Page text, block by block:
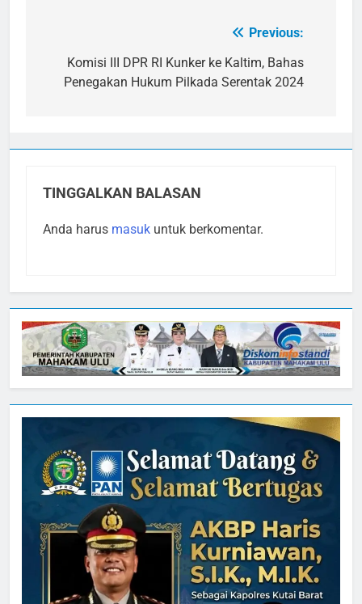
pos
Previous:
Komisi III DPR RI Kunker ke Kaltim, Bahas
Penegakan Hukum Pilkada Serentak 2024
TINGGALKAN BALASAN
Anda harus masuk untuk berkomentar.